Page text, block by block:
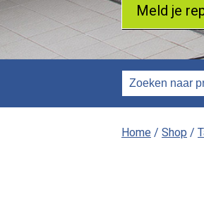
Meld je
Home/ Shop/